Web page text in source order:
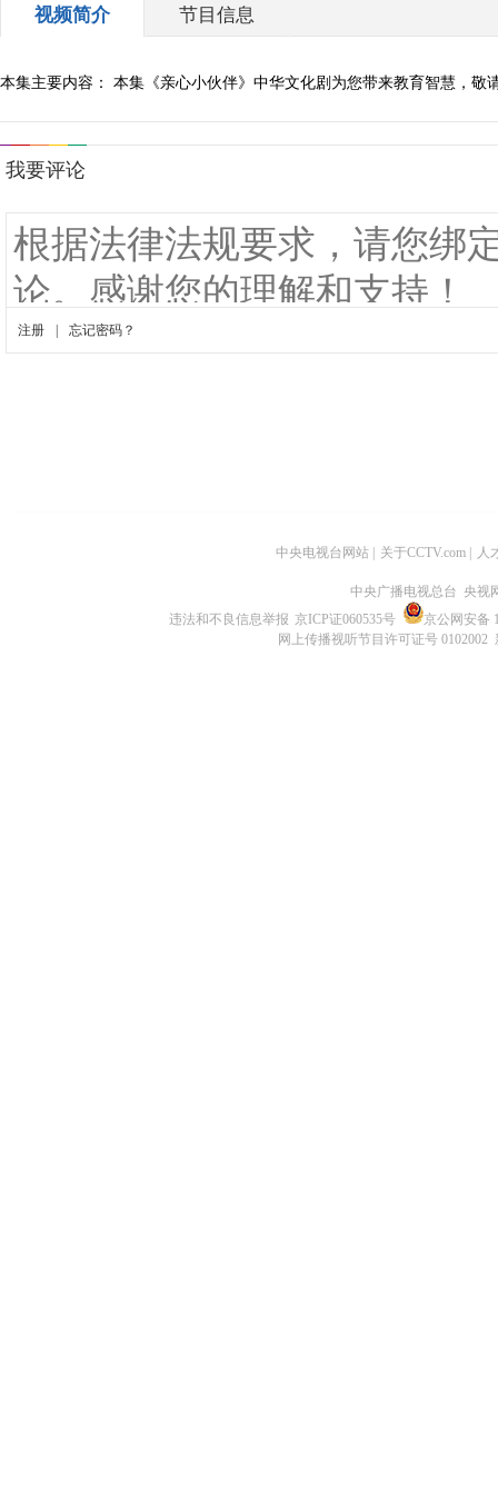
视频简介 节目信息
本集主要内容： 本集《亲心小伙伴》中华文化剧为您带来教育智慧，
中央电视台网站 关于CCTV.com 人
中央广播电视总台 央视
违法和不良信息举报 京ICP证060535号
京公网安备
网上传播视听节目许可证号 0102002